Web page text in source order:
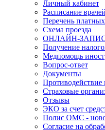
Личный кабинет
Расписание врачей
Перечень
Схема проезда
ОНЛАЙН-
Получение
Медпомощь
Вопрос-ответ
Документы
Противодействие
Страховые
Отзывы
ЭКО за счет
Полис ОМС -
Согласие на